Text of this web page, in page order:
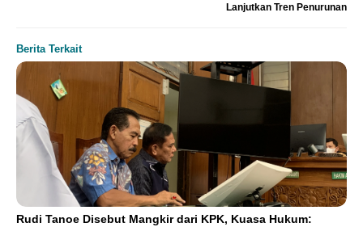
Lanjutkan Tren Penurunan
Berita Terkait
Rudi Tanoe Disebut Mangkir dari KPK, Kuasa Hukum: